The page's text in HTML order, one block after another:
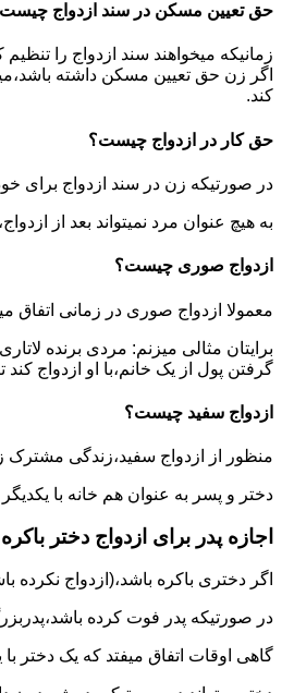
حق تعیین مسکن در سند ازدواج
زمانیکه میخواهند سند ازدواج را
اگر زن حق تعیین مسکن داشته
کند.
حق کار در ازدواج چیست؟
در صورتیکه زن در سند ازدواج برای
به هیچ عنوان مرد نمیتواند بعد از
ازدواج صوری چیست؟
معمولا ازدواج صوری در زمانی
برایتان مثالی میزنم: مردی برنده
گرفتن پول از یک خانم،با او ازدواج
ازدواج سفید چیست؟
منظور از ازدواج سفید،زندگی
دختر و پسر به عنوان هم خانه با
اجازه پدر برای ازدواج دختر
اگر دختری باکره باشد،(ازدواج نکرده
در صورتیکه پدر فوت کرده
گاهی اوقات اتفاق میفتد که یک دختر